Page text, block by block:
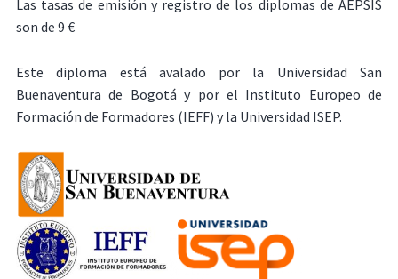
Las tasas de emisión y registro de los diplomas de AEPSIS
son de 9 €
Este diploma está avalado por la Universidad San
Buenaventura de Bogotá y por el Instituto Europeo de
Formación de Formadores (IEFF) y la Universidad ISEP.